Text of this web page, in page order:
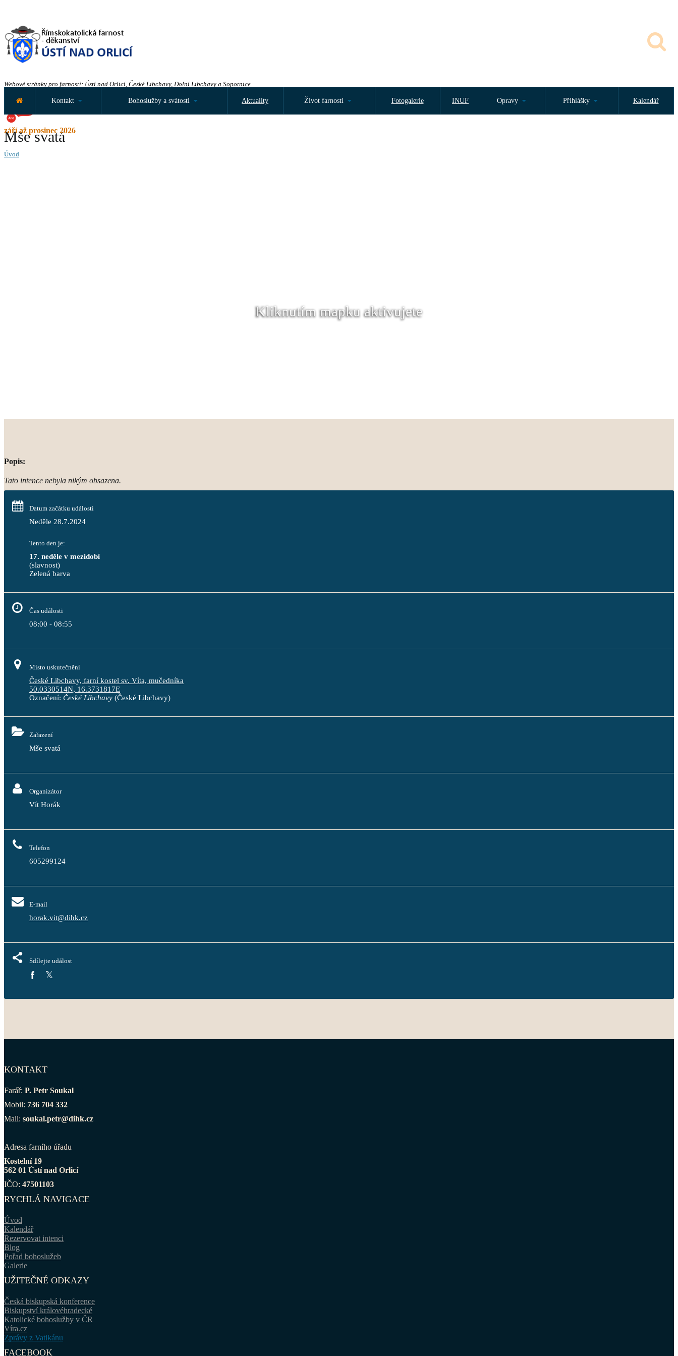
Webové stránky pro farnosti: Ústí nad Orlicí, České Libchavy, Dolní Libchavy a Sopotnice.
září až prosinec 2026
Kontakt Bohoslužby a svátosti Aktuality Život farnosti Fotogalerie INUF Opravy Přihlášky Kalendář
Mše svatá
Úvod
Kliknutím mapku aktivujete
Popis:
Tato intence nebyla nikým obsazena.
Datum začátku události
Neděle 28.7.2024
Tento den je:
17. neděle v mezidobí
(slavnost)
Zelená barva
Čas události
08:00 - 08:55
Místo uskutečnění
České Libchavy, farní kostel sv. Víta, mučedníka
50.0330514N, 16.3731817E
Označení: České Libchavy (České Libchavy)
Zařazení
Mše svatá
Organizátor
Vít Horák
Telefon
605299124
E-mail
horak.vit@dihk.cz
Sdílejte událost
KONTAKT
Farář: P. Petr Soukal
Mobil: 736 704 332
Mail: soukal.petr@dihk.cz
Adresa farního úřadu
Kostelní 19
562 01 Ústí nad Orlicí
IČO: 47501103
RYCHLÁ NAVIGACE
Úvod
Kalendář
Rezervovat intenci
Blog
Pořad bohoslužeb
Galerie
UŽITEČNÉ ODKAZY
Česká biskupská konference
Biskupství královéhradecké
Katolické bohoslužby v ČR
Víra.cz
Zprávy z Vatikánu
FACEBOOK